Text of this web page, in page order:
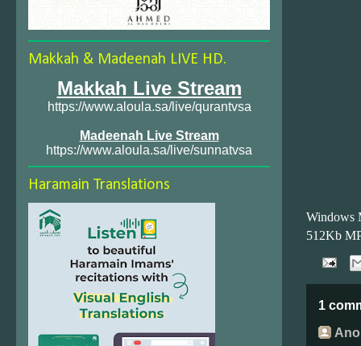
Windows
512Kb
1
Makkah & Madeenah LIVE HD.
Makkah Live Stream
https://www.aloula.sa/live/qurantvsa
Madeenah Live Stream
https://www.aloula.sa/live/sunnatvsa
Haramain Translations